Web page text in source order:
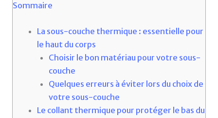
Sommaire
La sous-couche thermique : essentielle pour
le haut du corps
Choisir le bon matériau pour votre sous-
couche
Quelques erreurs à éviter lors du choix de
votre sous-couche
Le collant thermique pour protéger le bas du